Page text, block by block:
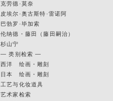
克劳德·莫奈
皮埃尔·奥古斯特·雷诺阿
巴勃罗·毕加索
伦纳德・藤田（藤田嗣治）
杉山宁
— 类别检索 —
西洋 绘画・雕刻
日本 绘画・雕刻
工艺与化妆道具
艺术家检索